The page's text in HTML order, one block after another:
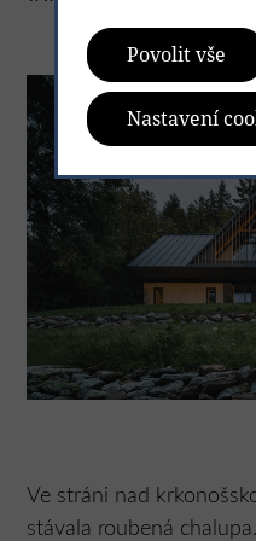
Povolit vše
Nastavení
Ve stráni nad
stávala roubená